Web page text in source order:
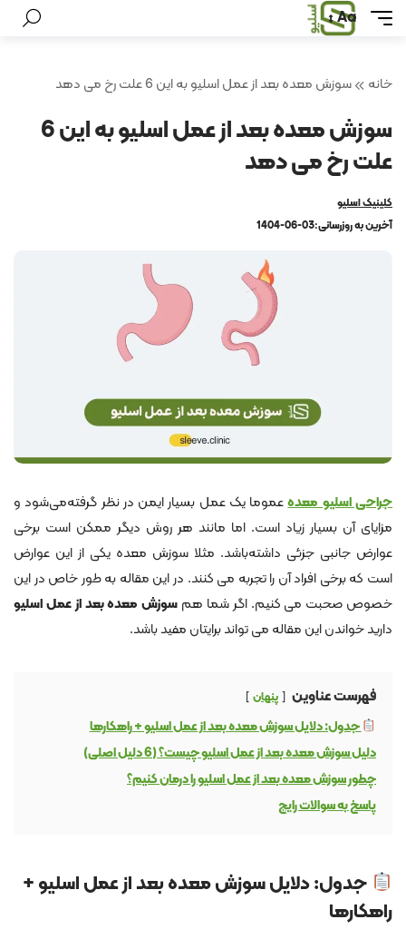
Aa
خانه سوزش معده بعد از عمل اسلیو به این 6 علت رخ می دهد
سوزش معده بعد از عمل اسلیو به این 6
علت رخ می دهد
آخرین به روزرسانی:1404-06-03
کلینیک اسلیو
جراحی اسلیو معدهعموما یک عمل بسیار ایمن در نظر گرفته‌می‌شود و
مزایای آن بسیار زیاد است. اما مانند هر روش دیگر ممکن است برخی
عوارض جانبی جزئی داشته‌باشد. مثلا سوزش معده یکی از این عوارض
است که برخی افراد آن را تجربه می کنند. در این مقاله به طور خاص در این
خصوص صحبت می کنیم. اگر شما هم سوزش معده بعد از عمل اسلیو
دارید خواندن این مقاله می تواند برایتان مفید باشد.
فهرست عناوین پنهان
جدول: دلایل سوزش معده بعد از عمل اسلیو + راهکارها
دلیل سوزش معده بعد از عمل اسلیو چیست؟ (6 دلیل اصلی)
چطور سوزش معده بعد از عمل اسلیو را درمان کنیم؟
پاسخ به سوالات رایج
جدول: دلایل سوزش معده بعد از عمل اسلیو +
راهکارها